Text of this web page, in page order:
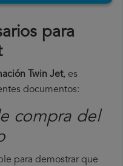
para
Twin Jet, es
documentos:
compra del
para demostrar que